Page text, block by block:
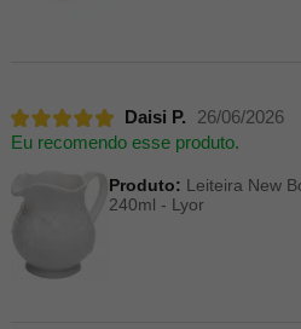
Daisi P.
26/06/2026
Eu recomendo esse produto.
Produto: Leiteira New
240ml - Lyor